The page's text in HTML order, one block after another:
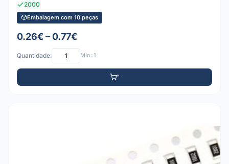
2000
Embalagem com 10 peças
0.26€ – 0.77€
Quantidade: Mín: 1